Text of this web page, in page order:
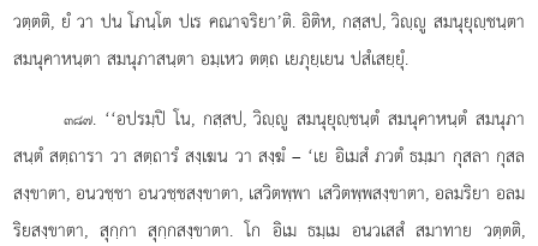
วตฺตติ, ยํ วา ปน โภนฺโต ปเร คณาจริยา’ติ. อิติห, กสฺสป, วิฺู สมนุยุฺชนฺตา
สมนุคาหนฺตา สมนุภาสนฺตา อมฺเหว ตตฺถ เยภุยฺเยน ปสํเสยฺยุํ.
๓๘๗. ‘‘อปรมฺปิ โน, กสฺสป, วิฺู สมนุยุฺชนฺตํ สมนุคาหนฺตํ สมนุภา
สนฺตํ สตฺถารา วา สตฺถารํ สงฺเฆน วา สงฺฆํ – ‘เย อิเมสํ ภวตํธมฺมา กุสลา กุสล
สงฺขาตา, อนวชฺชา อนวชฺชสงฺขาตา, เสวิตพฺพา เสวิตพฺพสงฺขาตา, อลมริยา อลม
ริยสงฺขาตา, สุกฺกา สุกฺกสงฺขาตา. โก อิเม ธมฺเม อนวเสสํ สมาทาย วตฺตติ,